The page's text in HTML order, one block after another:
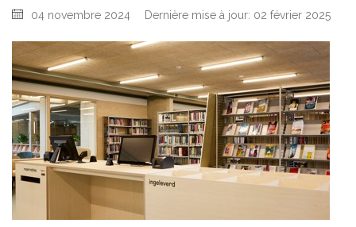
04 novembre 2024 Dernière mise à jour: 02 février 2025